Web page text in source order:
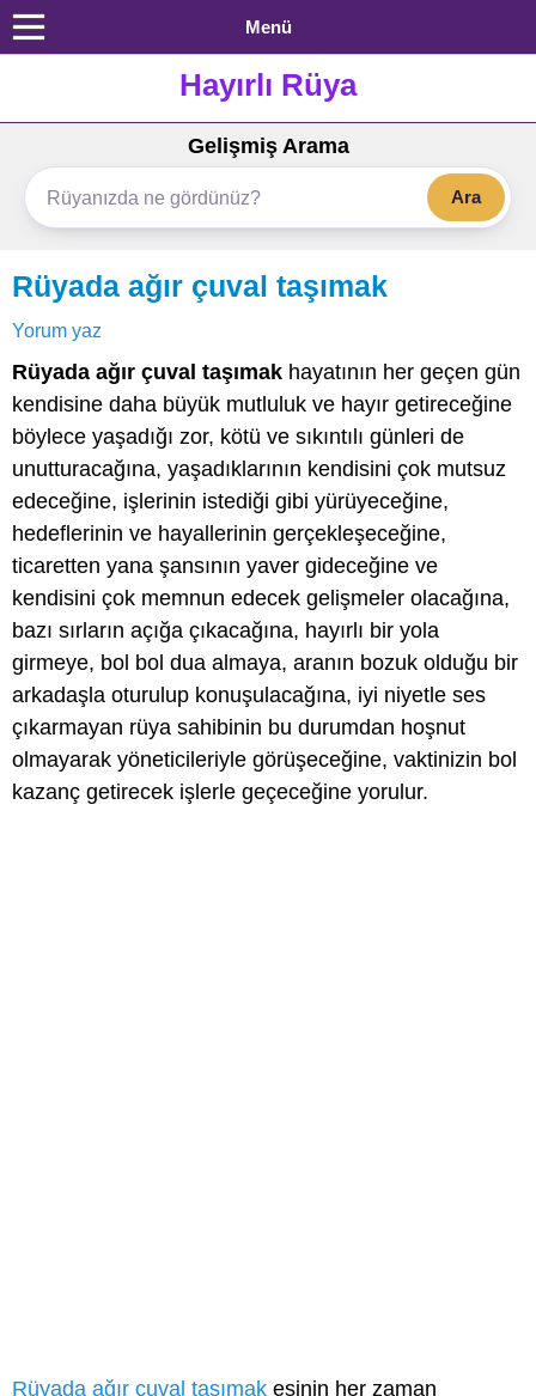
Menü
Hayırlı Rüya
Gelişmiş Arama
Ara
Rüyada ağır çuval taşımak
Yorum yaz
Rüyada ağır çuval taşımak hayatının her geçen gün
kendisine daha büyük mutluluk ve hayır getireceğine
böylece yaşadığı zor, kötü ve sıkıntılı günleri de
unutturacağına, yaşadıklarının kendisini çok mutsuz
edeceğine, işlerinin istediği gibi yürüyeceğine,
hedeflerinin ve hayallerinin gerçekleşeceğine,
ticaretten yana şansının yaver gideceğine ve
kendisini çok memnun edecek gelişmeler olacağına,
bazı sırların açığa çıkacağına, hayırlı bir yola
girmeye, bol bol dua almaya, aranın bozuk olduğu bir
arkadaşla oturulup konuşulacağına, iyi niyetle ses
çıkarmayan rüya sahibinin bu durumdan hoşnut
olmayarak yöneticileriyle görüşeceğine, vaktinizin bol
kazanç getirecek işlerle geçeceğine yorulur.
Rüyada ağır çuval taşımak eşinin her zaman